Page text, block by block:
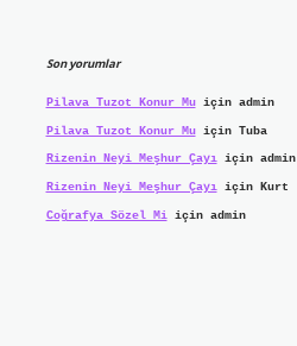
Son yorumlar
Pilava Tuzot Konur Muiçin admin
Pilava Tuzot Konur Muiçin Tuba
Rizenin Neyi Meşhur Çayıiçin admin
Rizenin Neyi Meşhur Çayıiçin Kurt
Coğrafya Sözel Miiçin admin